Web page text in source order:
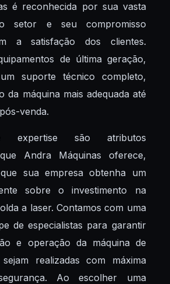
é reconhecida por sua vasta
setor e seu compromisso
a satisfação dos clientes.
de última geração,
suporte técnico completo,
da máquina mais adequada até
venda.
expertise são atributos
Andra Máquinas oferece,
sua empresa obtenha um
sobre o investimento na
a laser. Contamos com uma
de especialistas para garantir
e operação da máquina de
realizadas com máxima
Ao escolher uma